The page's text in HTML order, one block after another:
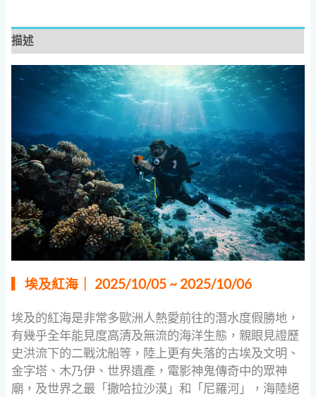
描述
▎埃及紅海｜ 2025/10/05 ~ 2025/10/06
埃及的紅海是非常多歐洲人熱愛前往的潛水度假勝地，
有幾乎全年能見度高清及無流的海洋生態，親眼見證歷
史洪流下的二戰沈船等，陸上更有失落的古埃及文明、
金字塔、木乃伊、世界遺產，電影神鬼傳奇中的眾神
廟，及世界之最「撒哈拉沙漠」和「尼羅河」，海陸絕